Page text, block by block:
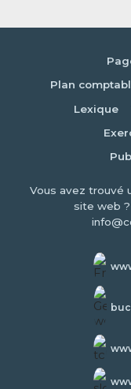
Plan
Lexique
Vous avez trouvé
site web ?